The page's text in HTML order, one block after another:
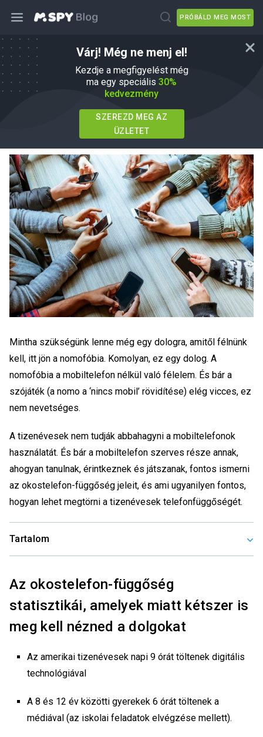
PRÓBÁLD MEG MOST
Várj! Még ne menj el!
Kezdje a megfigyelést még
ma egy speciális 30%
kedvezmény
SZEREZD MEG AZ
ÜZLETET
Tini mobiltelefon-függőség: Mit kell
tudni és mit tehetsz ellene?
Agnes W Linn EbbenParenting Tips
Frissítve 01 jún, 2026
Mintha szükségünk lenne még egy dologra, amitől félnünk
kell, itt jön a nomofóbia. Komolyan, ez egy dolog. A
nomofóbia a mobiltelefon nélkül való félelem. És bár a
szójáték (a nomo a ‘nincs mobil’ rövidítése) elég vicces, ez
nem nevetséges.
A tizenévesek nem tudják abbahagyni a mobiltelefonok
használatát. És bár a mobiltelefon szerves része annak,
ahogyan tanulnak, érintkeznek és játszanak, fontos ismerni
az okostelefon-függőség jeleit, és ami ugyanilyen fontos,
hogyan lehet megtörni a tizenévesek telefonfüggőségét.
Tartalom
Az okostelefon-függőség
statisztikái, amelyek miatt kétszer is
meg kell nézned a dolgokat
Az amerikai tizenévesek napi 9 órát töltenek digitális
technológiával
A 8 és 12 év közötti gyerekek 6 órát töltenek a
médiával (az iskolai feladatok elvégzése mellett).